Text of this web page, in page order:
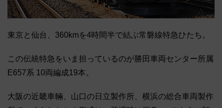
東京と仙台、360kmを4時間半で結ぶ常磐線特急ひたち。
この伝統特急をいま担っているのが勝田車両センター所属
E657系 10両編成19本。
大阪の近畿車輛、山口の日立製作所、横浜の総合車両製作